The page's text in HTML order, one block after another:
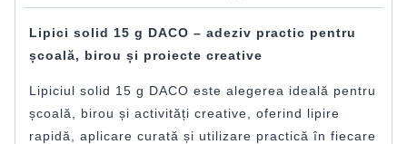
Lipici solid 15 g DACO – adeziv practic pentru
școală, birou și proiecte creative
Lipiciul solid 15 g DACO este alegerea ideală pentru
școală, birou și activități creative, oferind lipire
rapidă, aplicare curată și utilizare practică în fiecare